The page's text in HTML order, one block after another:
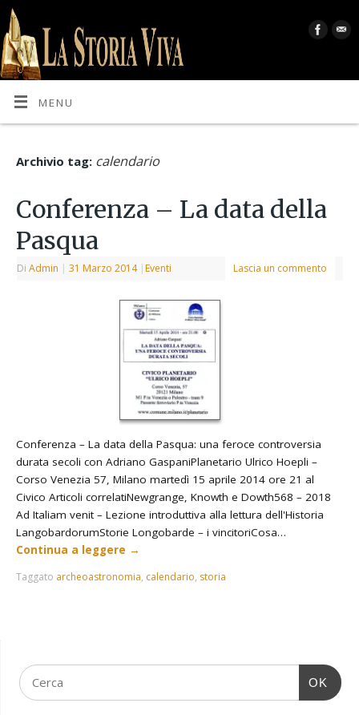
MENU
Archivio tag: calendario
Conferenza – La data della
Pasqua
DiAdmin | 31 Marzo 2014 | Eventi Lascia un commento
Conferenza – La data della Pasqua: una feroce controversia
durata secoli con Adriano GaspaniPlanetario Ulrico Hoepli –
Corso Venezia 57, Milano martedì 15 aprile 2014 ore 21 al
Civico Articoli correlatiNewgrange, Knowth e Dowth568 – 2018
Ad Italiam venit – Lezione introduttiva alla lettura dell'Historia
LangobardorumStorie Longobarde – i vincitoriCosa…
Continua a leggere →
Taggato archeoastronomia, calendario, storia
OK